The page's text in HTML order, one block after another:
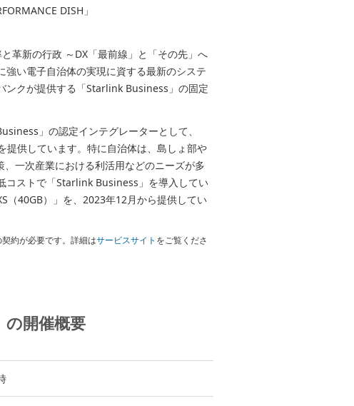
DISH」
革新の行政 ～DX「最前線」と「その先」へ
い電子自治体の実現に資する最新のシステ
ンクが提供する「Starlink Business」の固定
」の認定インテグレーターとして、
供しています。特に自治体は、島しょ部や
一次産業における利活用などのニーズが多
コストで「Starlink Business」を導入してい
（40GB）」を、2023年12月から提供してい
約が必要です。詳細はサービスサイト をご覧くださ
の開催概要